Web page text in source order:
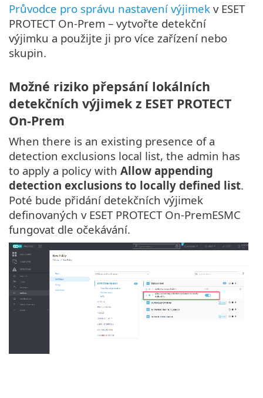
Průvodce pro správu nastavení výjimek v ESET
PROTECT On-Prem – vytvořte detekční
výjimku a použijte ji pro více zařízení nebo
skupin.
Možné riziko přepsání lokálních
detekčních výjimek z ESET PROTECT
On-Prem
When there is an existing presence of a
detection exclusions local list, the admin has
to apply a policy with Allow appending
detection exclusions to locally defined list.
Poté bude přidání detekčních výjimek
definovaných v ESET PROTECT On-PremESMC
fungovat dle očekávání.